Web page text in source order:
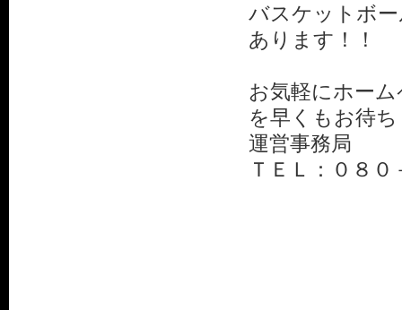
バスケットボ
あります！！
お気軽にホー
を早くもお待
運営事務局
ＴＥＬ：０８